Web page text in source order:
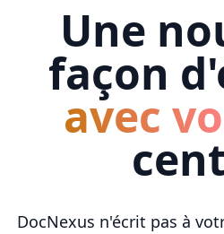
Une
façon
avec
DocNexus n'écrit pas à